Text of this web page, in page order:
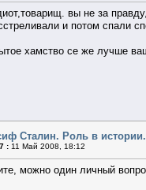
вы не за
и потом спали
хамство се же лучше
Сталин. Роль в истории.
: 11 Май 2008, 18:12
можно один личный